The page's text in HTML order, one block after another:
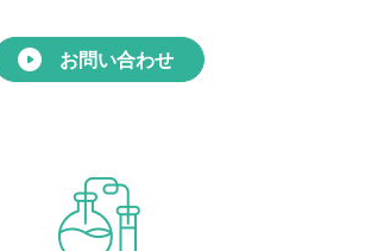
お問い合わせ